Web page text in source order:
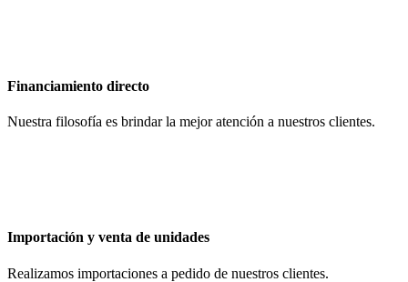
Financiamiento directo
Nuestra filosofía es brindar la mejor atención a nuestros clientes.
Importación y venta de unidades
Realizamos importaciones a pedido de nuestros clientes.